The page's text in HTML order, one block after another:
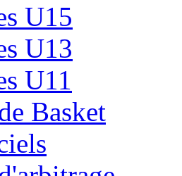
U15
U13
U11
Basket